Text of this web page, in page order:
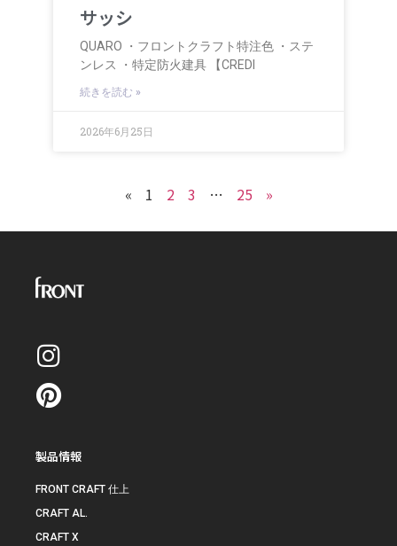
サッシ
QUARO ・フロントクラフト特注色 ・ステ
ンレス ・特定防火建具 【CREDI
続きを読む »
2026年6月25日
« 1 2 3 … 25 »
製品情報
FRONT CRAFT 仕上
CRAFT AL.
CRAFT X